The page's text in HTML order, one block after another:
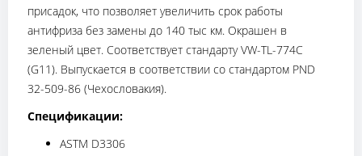
присадок, что позволяет увеличить срок работы
антифриза без замены до 140 тыс км. Окрашен в
зеленый цвет. Соответствует стандарту VW-TL-774C
(G11). Выпускается в соответствии со стандартом PND
32-509-86 (Чехословакия).
Спецификации:
ASTM D3306